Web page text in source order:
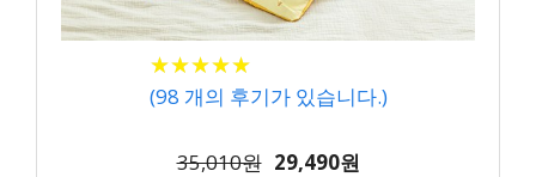
★★★★★
★★★★★
(98 개의 후기가 있습니다.)
35,010원 29,490원